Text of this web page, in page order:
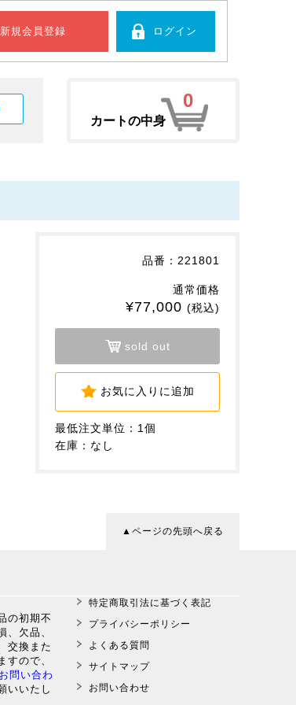
新規会員登録 ログイン
カートの中身
0
品番：221801
通常価格
¥77,000 (税込)
sold out
お気に入りに追加
最低注文単位：1個
在庫：なし
▲ページの先頭へ戻る
の初期不
、欠品、
交換また
すので、
お問い合わ
いいたし
特定商取引法に基づく表記
プライバシーポリシー
よくある質問
サイトマップ
お問い合わせ